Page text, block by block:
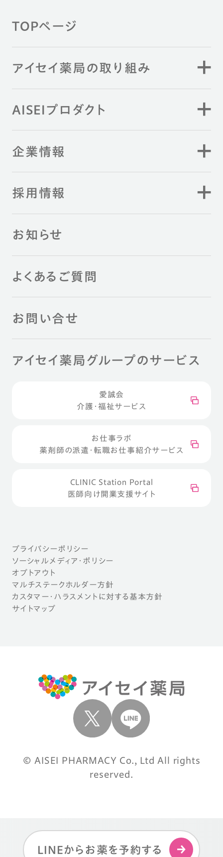
LINEからお薬を予約する
TOPページ
アイセイ薬局の取り組み
AISEIプロダクト
企業情報
採用情報
お知らせ
よくあるご質問
お問い合せ
アイセイ薬局グループのサービス
愛誠会
介護・福祉サービス
お仕事ラボ
薬剤師の派遣・転職お仕事紹介サービス
CLINIC Station Portal
医師向け開業支援サイト
プライバシーポリシー
ソーシャルメディア・ポリシー
オプトアウト
マルチステークホルダー方針
カスタマー・ハラスメントに対する基本方針
サイトマップ
© AISEI PHARMACY Co., Ltd All rights
reserved.